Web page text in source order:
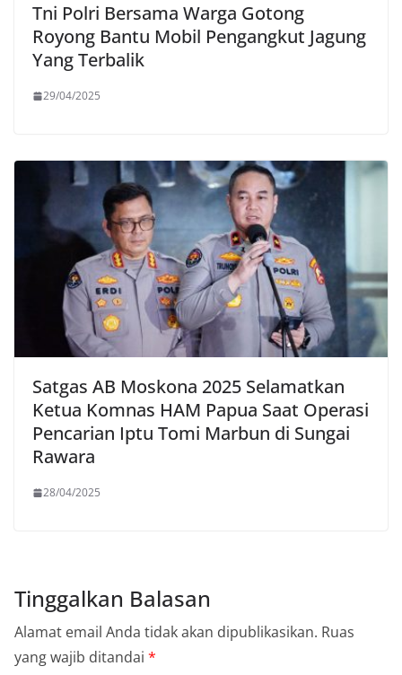
Tni Polri Bersama Warga Gotong
Royong Bantu Mobil Pengangkut Jagung
Yang Terbalik
29/04/2025
Satgas AB Moskona 2025 Selamatkan
Ketua Komnas HAM Papua Saat Operasi
Pencarian Iptu Tomi Marbun di Sungai
Rawara
28/04/2025
Tinggalkan Balasan
Alamat email Anda tidak akan dipublikasikan. Ruas
yang wajib ditandai *